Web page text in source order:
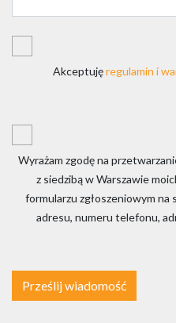
Akceptujęregulamin i
Wyrażam zgodę na
z siedzibą w Warszawie
formularzu zgłoszeniowym na
adresu, numeru telefonu,
Prześlij wiadomość